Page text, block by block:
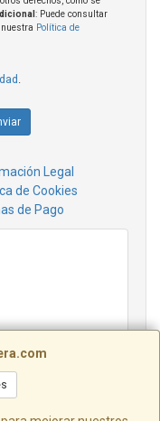
: Puede consultar
Política de
.
Legal
de Cookies
de Pago